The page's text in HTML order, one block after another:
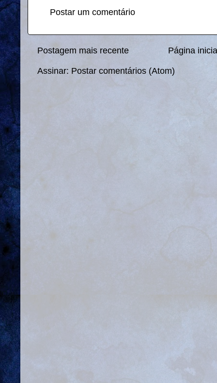
Postar um comentário
Postagem mais recente Página
Assinar: Postar comentários (Atom)